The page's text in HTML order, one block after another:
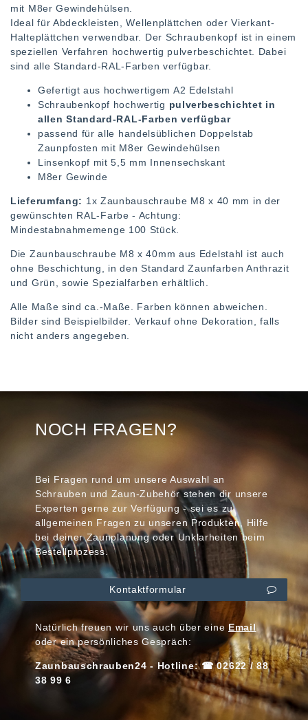
mit M8er Gewindehülsen.
Ideal für Abdeckleisten, Wellenplättchen oder Vierkant-
Halteplättchen verwendbar. Der Schraubenkopf ist in einem
speziellen Verfahren hochwertig pulverbeschichtet. Dabei
sind alle Standard-RAL-Farben verfügbar.
Gefertigt aus hochwertigem A2 Edelstahl
Schraubenkopf hochwertig pulverbeschichtet in
allen Standard-RAL-Farben verfügbar
passend für alle handelsüblichen Doppelstab
Zaunpfosten mit M8er Gewindehülsen
Linsenkopf mit 5,5 mm Innensechskant
M8er Gewinde
Lieferumfang: 1x Zaunbauschraube M8 x 40 mm in der
gewünschten RAL-Farbe - Achtung:
Mindestabnahmemenge 100 Stück.
Die Zaunbauschraube M8 x 40mm aus Edelstahl ist auch
ohne Beschichtung, in den Standard Zaunfarben Anthrazit
und Grün, sowie Spezialfarben erhältlich.
Alle Maße sind ca.-Maße. Farben können abweichen.
Bilder sind Beispielbilder. Verkauf ohne Dekoration, falls
nicht anders angegeben.
NOCH FRAGEN?
Bei Fragen rund um unsere Auswahl an
Schrauben und Zaun-Zubehör stehen dir unsere
Experten gerne zur Verfügung - sei es zu
allgemeinen Fragen zu unseren Produkten, Hilfe
bei deiner Zaunplanung oder Unklarheiten beim
Bestellprozess.
Kontaktformular
Natürlich freuen wir uns auch über eineEmail
oder ein persönliches Gespräch:
Zaunbauschrauben24 - Hotline: ☎ 02622 / 88
38 99 6